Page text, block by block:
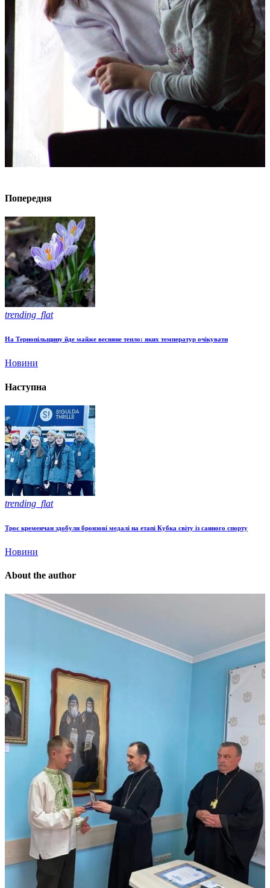
Попередня
trending_flat
На Тернопільщину йде майже весняне тепло: яких температур очікувати
Новини
Наступна
trending_flat
Троє кременчан здобули бронзові медалі на етапі Кубка світу із санного спорту
Новини
About the author